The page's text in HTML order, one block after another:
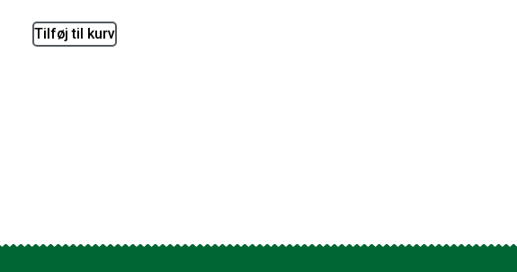
Tilføj til kurv